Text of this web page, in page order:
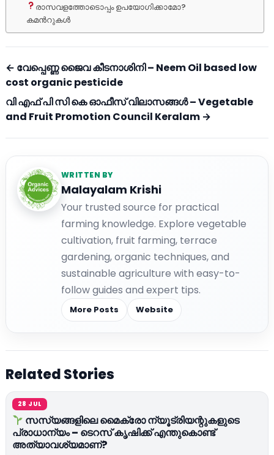
രാസവളത്തോടൊപ്പം ഉപയോഗിക്കാമോ?
കമന്‍റുകള്‍
← വേപ്പെണ്ണ ജൈവ കീടനാശിനി – Neem Oil based low
cost organic pesticide
വി എഫ് പി സി കെ ഓഫീസ് വിലാസങ്ങള്‍ – Vegetable
and Fruit Promotion Council Keralam →
WRITTEN BY
Malayalam Krishi
Your trusted source for practical
farming knowledge. Explore vegetable
cultivation, fruit farming, terrace
gardening, organic techniques, and
sustainable agriculture with easy-to-
follow guides and expert tips.
More Posts Website
Related Stories
28 JUL
സസ്യങ്ങളിലെ മൈക്രോ ന്യൂട്രിയന്റുകളുടെ
പ്രാധാന്യം – ടെറസ് കൃഷിക്ക് എന്തുകൊണ്ട്
അത്യാവശ്യമാണ്?